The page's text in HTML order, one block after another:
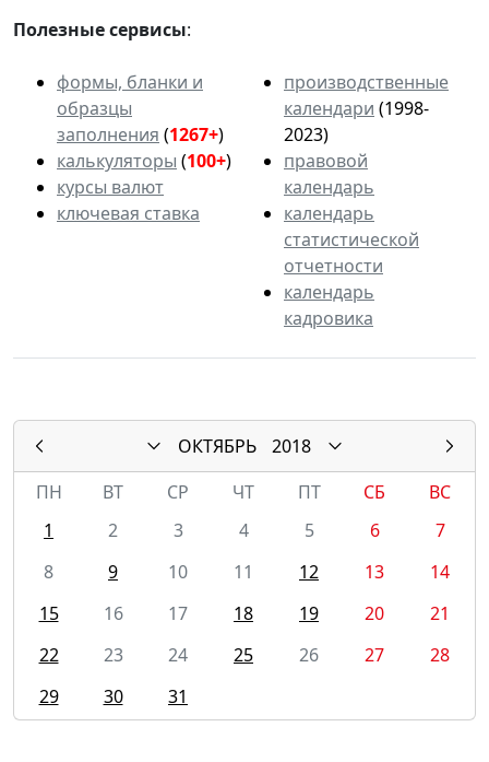
Полезные сервисы:
формы, бланки и
образцы
заполнения (1267+)
калькуляторы (100+)
курсы валют
ключевая ставка
производственные
календари (1998-
2023)
правовой
календарь
календарь
статистической
отчетности
календарь
кадровика
ОКТЯБРЬ
2018
ПН
ВТ СР ЧТ ПТ СБ
ВС
1
2 3 4 5 6
7
8
9 10 11 12 13
14
15
16 17 18 19 20
21
22
23 24 25 26 27
28
29
30 31